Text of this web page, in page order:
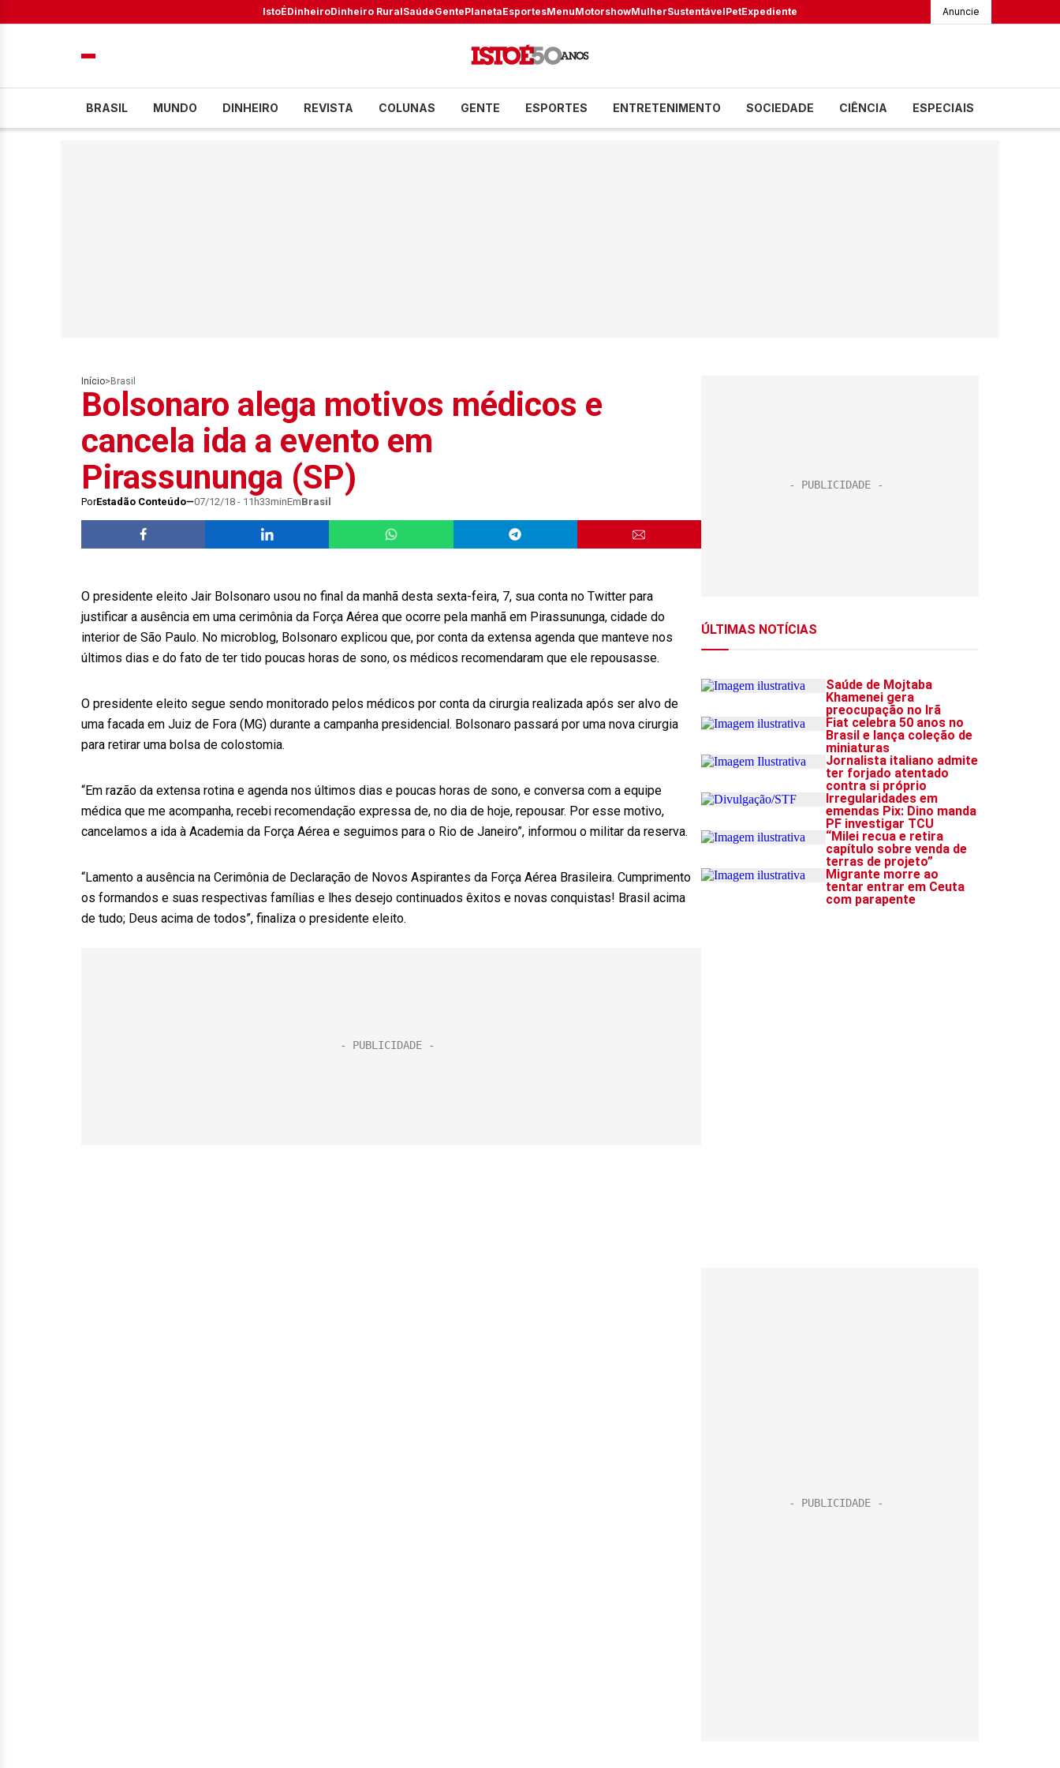
IstoÉDinheiroDinheiro RuralSaúdeGentePlanetaEsportesMenuMotorshowMulherSustentávelPetExpediente Anuncie
BRASIL MUNDO DINHEIRO REVISTA COLUNAS GENTE ESPORTES ENTRETENIMENTO SOCIEDADE CIÊNCIA ESPECIAIS
Início> Brasil
Bolsonaro alega motivos médicos e
cancela ida a evento em
Pirassununga (SP)
PorEstadão Conteúdo 07/12/18 - 11h33minEmBrasil
O presidente eleito Jair Bolsonaro usou no final da manhã desta sexta-feira, 7, sua conta no Twitter para
justificar a ausência em uma cerimônia da Força Aérea que ocorre pela manhã em Pirassununga, cidade do
interior de São Paulo. No microblog, Bolsonaro explicou que, por conta da extensa agenda que manteve nos
últimos dias e do fato de ter tido poucas horas de sono, os médicos recomendaram que ele repousasse.
O presidente eleito segue sendo monitorado pelos médicos por conta da cirurgia realizada após ser alvo de
uma facada em Juiz de Fora (MG) durante a campanha presidencial. Bolsonaro passará por uma nova cirurgia
para retirar uma bolsa de colostomia.
“Em razão da extensa rotina e agenda nos últimos dias e poucas horas de sono, e conversa com a equipe
médica que me acompanha, recebi recomendação expressa de, no dia de hoje, repousar. Por esse motivo,
cancelamos a ida à Academia da Força Aérea e seguimos para o Rio de Janeiro”, informou o militar da reserva.
“Lamento a ausência na Cerimônia de Declaração de Novos Aspirantes da Força Aérea Brasileira. Cumprimento
os formandos e suas respectivas famílias e lhes desejo continuados êxitos e novas conquistas! Brasil acima
de tudo; Deus acima de todos”, finaliza o presidente eleito.